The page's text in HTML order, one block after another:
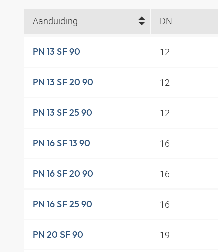
Aanduiding DN
PN 13 SF 90 12
PN 13 SF 20 90 12
PN 13 SF 25 90 12
PN 16 SF 13 90 16
PN 16 SF 20 90 16
PN 16 SF 25 90 16
PN 20 SF 90 19